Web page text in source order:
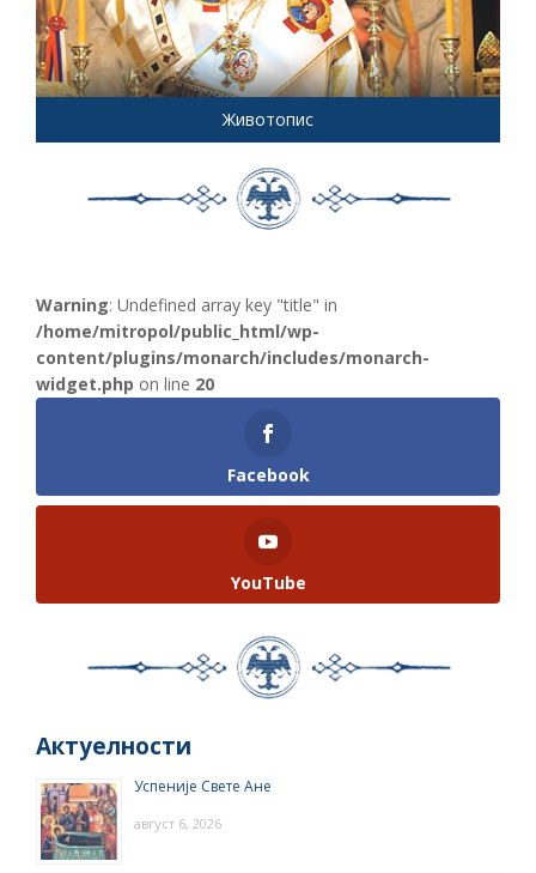
Животопис
Warning: Undefined array key "title" in
/home/mitropol/public_html/wp-
content/plugins/monarch/includes/monarch-
widget.php on line 20
Facebook
YouTube
Актуелности
Успеније Свете Ане
август 6, 2026